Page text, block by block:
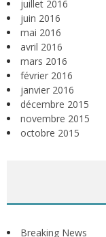
juillet 2016
juin 2016
mai 2016
avril 2016
mars 2016
février 2016
janvier 2016
décembre 2015
novembre 2015
octobre 2015
Breaking News